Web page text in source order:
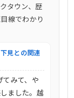
タウン、歴
線でわかり
見との関連
みて、や
ました。越